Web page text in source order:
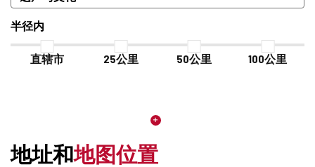
半径内
直辖市 25公里 50公里 100公里
地址和地图位置